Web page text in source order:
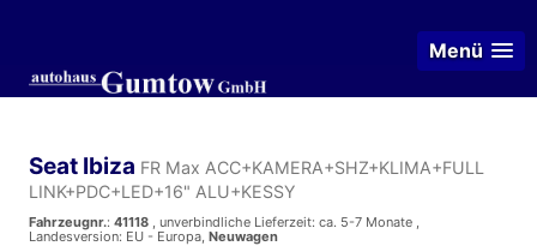
Menü
Seat Ibiza FR Max ACC+KAMERA+SHZ+KLIMA+FULL
LINK+PDC+LED+16" ALU+KESSY
Fahrzeugnr.: 41118 , unverbindliche Lieferzeit: ca. 5-7 Monate ,
Landesversion: EU - Europa, Neuwagen